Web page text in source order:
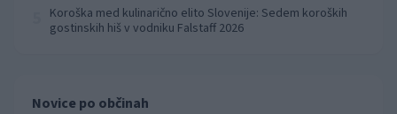
Koroška med kulinarično elito Slovenije: Sedem koroških
gostinskih hiš v vodniku Falstaff 2026
Novice po občinah